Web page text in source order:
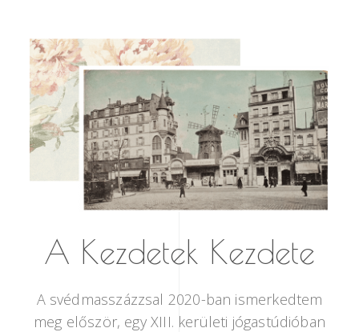
A Kezdetek Kezdete
A svédmasszázzsal 2020-ban ismerkedtem
meg először, egy XIII. kerületi jógastúdióban